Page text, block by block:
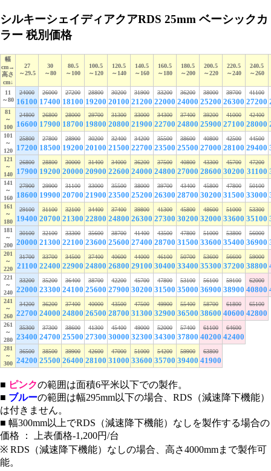
シルキーシェイディアクアRDS 25mm ベーシックカ
ラー 税別価格
幅
cm→
高さ
cm↓
27
～29.5
30
～80
80.5
～100
100.5
～120
120.5
～140
140.5
～160
160.5
～180
180.5
～200
200.5
～220
220.5
～240
240.5
～260
11
～80
24000
16100
26000
17400
27200
18100
28800
19200
30200
20100
31900
21200
33200
22000
36200
24000
38000
25200
39700
26300
41100
27200
81
～
100
24800
16600
26800
17900
28000
18700
29700
19800
31300
20800
33000
21900
34300
22700
37400
24800
39200
25900
41000
27100
42400
28000
101
～
120
25800
17200
27800
18500
28900
19200
30200
20100
32400
21500
34200
22700
35500
23500
38600
25500
40800
27000
42500
28100
44500
29400
121
～
140
26800
17900
28800
19200
30000
20000
31400
20900
34000
22600
36200
24000
37500
24800
40800
27000
43300
28600
45700
30200
47200
31100
141
～
160
27900
18600
29900
19900
31100
20700
33000
21900
35500
23500
38000
25200
39700
26300
43400
28700
45800
30200
47800
31500
50100
33000
161
～
180
29100
19400
31100
20700
32100
21300
34400
22800
37400
24800
39800
26300
41300
27300
45800
30200
48600
32000
51000
33600
53300
35100
181
～
200
30100
20000
32100
21300
33300
22100
35600
23600
38700
25600
41400
27400
43500
28700
47800
31500
51000
33600
53800
35400
56000
36900
201
～
220
31700
21100
33700
22400
34500
22900
37400
24800
40600
26800
44000
29100
46100
30400
50700
33400
53600
35300
56600
37200
59000
38800
221
～
240
33200
22000
35200
23300
36400
24100
38700
25600
42200
27900
45700
30200
47800
31500
53100
35000
56100
36900
59100
38900
62000
40800
241
～
260
34200
22700
36200
24000
37400
24800
40000
26500
43500
28700
47500
31300
49900
32900
55400
36500
58700
38600
61800
40600
65100
42800
261
～
280
35300
23400
37300
24700
38600
25500
41300
27300
45400
30000
49000
32300
52000
34300
57400
37800
61100
40200
64600
42400
281
～
300
36500
24200
38500
25500
39900
26400
42600
28100
47000
31000
51000
33600
54200
35700
59900
39400
63800
41900
■ ピンクの範囲は面積6平米以下での製作。
■ ブルーの範囲は幅295mm以下の場合、RDS（減速降下機能）
は付きません。
■ 幅300mm以上でRDS（減速降下機能）なしを製作する場合の
価格 ： 上表価格-1,200円/台
※ RDS（減速降下機能）なしの場合、高さ4000mmまで製作可
能。